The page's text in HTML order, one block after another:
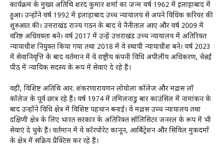
कार्यक्रम के मुख्य अतिथि शरद कुमार शर्मा का जन्म वर्ष 1962 में इलाहाबाद में
हुआ। उन्होंने वर्ष 1992 में इलाहाबाद उच्च न्यायालय से अपने विधिक करियर की
शुरुआत की। उत्तराखंड राज्य गठन के बाद वे नैनीताल आए और वर्ष 2009 में
वरिष्ठ अधिवक्ता बने। वर्ष 2017 में उन्हें उत्तराखंड उच्च न्यायालय में अतिरिक्त
न्यायाधीश नियुक्त किया गया तथा 2018 में वे स्थायी न्यायाधीश बने। वर्ष 2023
में सेवानिवृत्ति के बाद वर्तमान में वे राष्ट्रीय कंपनी विधि अपीलीय अधिकरण, चेन्नई
पीठ में न्यायिक सदस्य के रूप में सेवाएं दे रहे हैं।
वहीं, विशिष्ट अतिथि आर. शंकरणारायणन लोयोला कॉलेज और मद्रास लॉ
कॉलेज के पूर्व छात्र रहे हैं। वर्ष 1974 में तमिलनाडु बार काउंसिल में नामांकन के
बाद उन्होंने विधि क्षेत्र में विशिष्ट पहचान बनाई। वे मद्रास उच्च न्यायालय तथा
दक्षिणी क्षेत्र के लिए भारत सरकार के अतिरिक्त सॉलिसिटर जनरल के रूप में भी
सेवाएं दे चुके हैं। वर्तमान में वे कॉरपोरेट कानून, आर्बिट्रेशन और सिविल मुकदमों
के क्षेत्र में सक्रिय प्रैक्टिस कर रहे हैं।